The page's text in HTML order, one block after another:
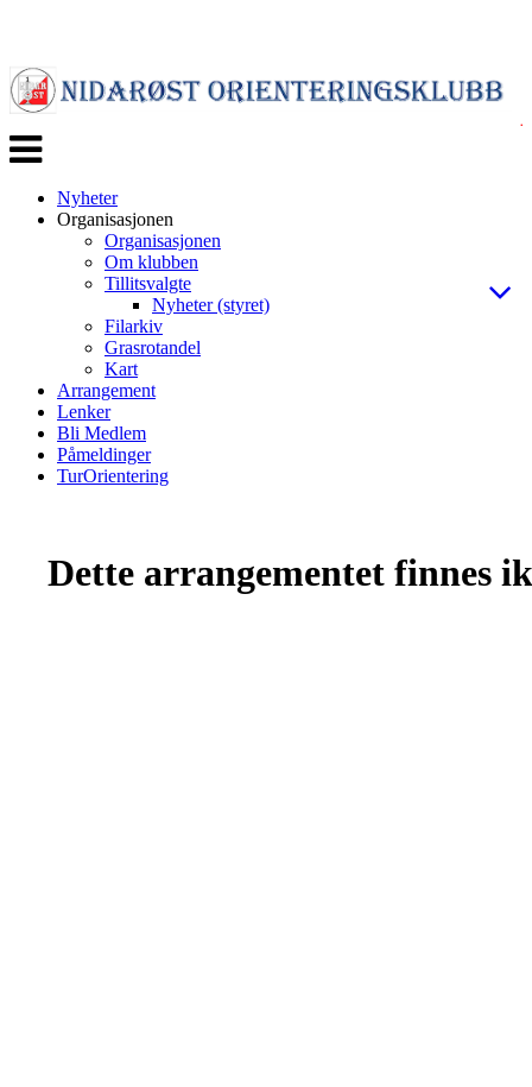
Veksle
navigasjon
Nyheter
Organisasjonen
Organisasjonen
Om klubben
Tillitsvalgte
Nyheter (styret)
Filarkiv
Grasrotandel
Kart
Arrangement
Lenker
Bli Medlem
Påmeldinger
TurOrientering
Dette arrangementet finnes